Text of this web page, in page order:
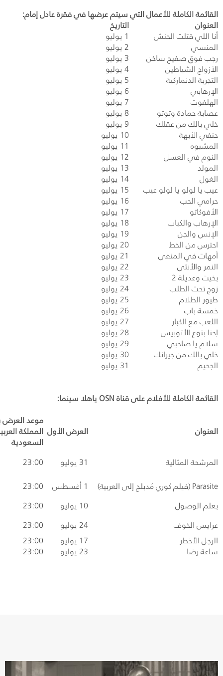
القائمة الكاملة للأعمال التي سيتم عرضها في فقرة عادل إمام:
العنوان التاريخ
أنا اللي قتلت الحنش 1 يوليو
المنسي 2 يوليو
رجب فوق صفيح ساخن 3 يوليو
الأزواج الشياطين 4 يوليو
التجربة الدنماركية 5 يوليو
الإرهابي 6 يوليو
الهلفوت 7 يوليو
عصابة حمادة وتوتو 8 يوليو
خلي بالك من عقلك 9 يوليو
حنفي الأبهة 10 يوليو
المشبوه 11 يوليو
النوم في العسل 12 يوليو
المولد 13 يوليو
الغول 14 يوليو
عيب يا لولو يا لولو عيب 15 يوليو
حرامي الحب 16 يوليو
الأفوكاتو 17 يوليو
الإرهاب والكباب 18 يوليو
الإنس والجن 19 يوليو
احترس من الخط 20 يوليو
أمهات في المنفى 21 يوليو
النمر والأنثى 22 يوليو
بخيت وعديلة 2 23 يوليو
زوج تحت الطلب 24 يوليو
طيور الظلام 25 يوليو
خمسة باب 26 يوليو
اللعب مع الكبار 27 يوليو
إحنا بتوع الأتوبيس 28 يوليو
سلام يا صاحبي 29 يوليو
خلي بالك من جيرانك 30 يوليو
الجحيم 31 يوليو
القائمة الكاملة للأفلام على قناةOSNياهلا سينما:
العنوان العرض الأول
موعد العرض
المملكة
السعودية
المرشحة المثالية
31 يوليو
23:00
Parasite(فيلم كوري مُدبلج إلى العربية) 1 أغسطس
23:00
بعلم الوصول
10 يوليو
23:00
عرايس الخوف
24 يوليو
23:00
الرجل الأخطر
17 يوليو 23:00
ساعة رضا 23 يوليو 23:00